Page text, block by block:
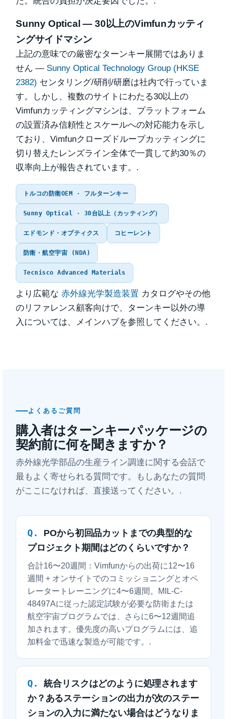
Sunny Optical — 30以上のVimfunカッティ
ングサイドマシン
上記の意味での厳密なターンキー展開ではありま
せん — Sunny Optical Technology Group (HKSE
2382) センタリング/研削/研磨は社内で行っていま
す。しかし、複数のサイトにわたる30以上の
Vimfunカッティングマシンは、プラットフォーム
の設置済み信頼性とスケールへの対応能力を示し
ており、Vimfunクローズドループカッティングに
切り替えたレンズライン全体で一貫して約30％の
収率向上が報告されています。.
トルコの防衛OEM · フルターンキー
Sunny Optical · 30台以上（カッティング）
エドモンド・オプティクス コヒーレント
防衛・航空宇宙 (NDA)
Tecnisco Advanced Materials
より広範な 赤外線光学製造装置 カタログやその他
のリファレンス顧客向けで、ターンキー以外の導
入については、メインハブを参照してください。.
よくあるご質問
購入者はターンキーパッケージの
契約前に何を聞きますか？
赤外線光学部品の生産ライン調達に関する会話で
最もよく寄せられる質問です。もしあなたの質問
がここになければ、直接送ってください。.
POから初回品カットまでの典型的な
プロジェクト期間はどのくらいですか？
合計16〜20週間：Vimfunからの出荷に12〜16
週間 + オンサイトでのコミッショニングとオペ
レータートレーニングに4〜6週間。MIL-C-
48497Aに従った認定試験が必要な防衛または
航空宇宙プログラムでは、さらに6〜12週間追
加されます。優先度の高いプログラムには、追
加料金で迅速な製造が可能です。.
統合リスクはどのように処理されます
か？あるステーションの出力が次のステー
ションの入力に満たない場合はどうなりま